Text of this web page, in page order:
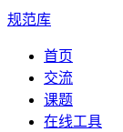
规范库
首页
交流
课题
在线工具